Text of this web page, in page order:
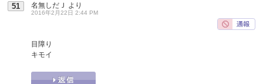
51 名無しだＪ より
2016年2月22日 2:44 PM
目障り
キモイ